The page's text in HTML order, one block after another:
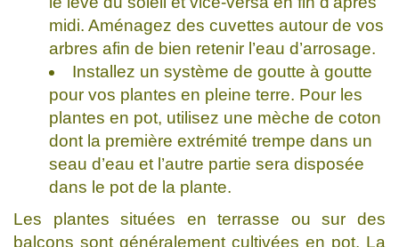
midi. Aménagez des cuvettes autour de vos
arbres afin de bien retenir l’eau d’arrosage.
Installez un système de goutte à goutte
pour vos plantes en pleine terre. Pour les
plantes en pot, utilisez une mèche de coton
dont la première extrémité trempe dans un
seau d’eau et l’autre partie sera disposée
dans le pot de la plante.
Les plantes situées en terrasse ou sur des
balcons sont généralement cultivées en pot. La